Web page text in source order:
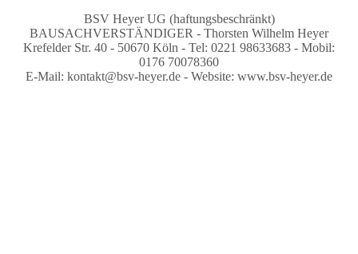
BSV Heyer UG (haftungsbeschränkt)
BAUSACHVERSTÄNDIGER - Thorsten Wilhelm Heyer
Krefelder Str. 40 - 50670 Köln - Tel: 0221 98633683 - Mobil:
0176 70078360
E-Mail: kontakt@bsv-heyer.de - Website: www.bsv-heyer.de